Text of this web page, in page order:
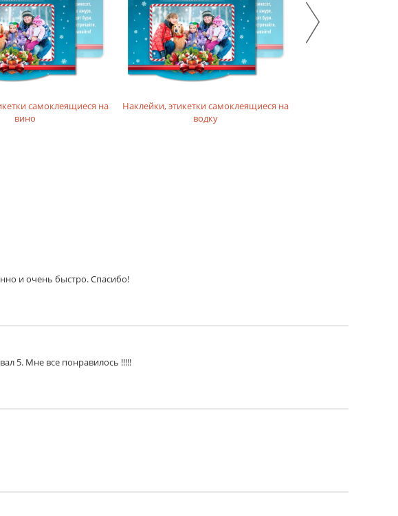
самоклеящиеся на
вино
Наклейки, этикетки самоклеящиеся на
водку
и очень быстро. Спасибо!
5. Мне все понравилось !!!!!